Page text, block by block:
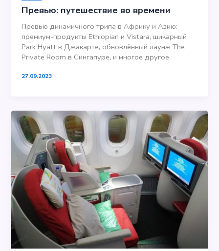
Превью: путешествие во времени
Превью динамичного трипа в Африку и Азию:
премиум-продукты Ethiopian и Vistara, шикарный
Park Hyatt в Джакарте, обновлённый лаунж The
Private Room в Сингапуре, и многое другое.
27.09.2023